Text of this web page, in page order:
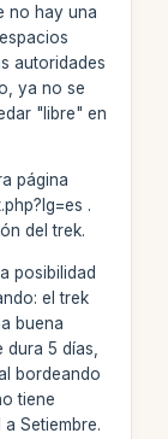
no hay una
autoridades
ya no se
"libre" en
página
.
del trek.
posibilidad
el trek
buena
5 días,
bordeando
tiene
Setiembre.